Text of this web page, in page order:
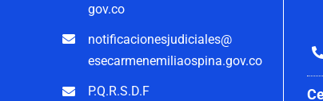
gov.co
notificacionesjudiciales@
esecarmenemiliaospina.gov.co
P.Q.R.S.D.F